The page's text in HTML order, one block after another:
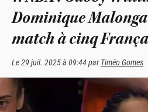
Dominique
match à cinq
Le29 juil. 2025 à 09:44par Timéo Gomes